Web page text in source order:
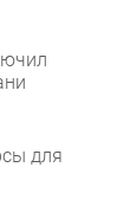
для